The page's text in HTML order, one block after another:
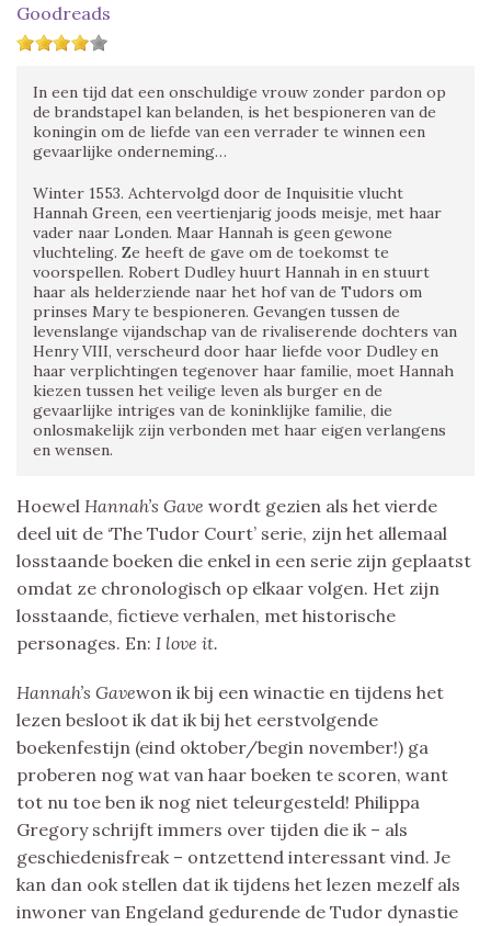
Goodreads
In een tijd dat een onschuldige vrouw zonder pardon op
de brandstapel kan belanden, is het bespioneren van de
koningin om de liefde van een verrader te winnen een
gevaarlijke onderneming…
Winter 1553. Achtervolgd door de Inquisitie vlucht
Hannah Green, een veertienjarig joods meisje, met haar
vader naar Londen. Maar Hannah is geen gewone
vluchteling. Ze heeft de gave om de toekomst te
voorspellen. Robert Dudley huurt Hannah in en stuurt
haar als helderziende naar het hof van de Tudors om
prinses Mary te bespioneren. Gevangen tussen de
levenslange vijandschap van de rivaliserende dochters van
Henry VIII, verscheurd door haar liefde voor Dudley en
haar verplichtingen tegenover haar familie, moet Hannah
kiezen tussen het veilige leven als burger en de
gevaarlijke intriges van de koninklijke familie, die
onlosmakelijk zijn verbonden met haar eigen verlangens
en wensen.
Hoewel Hannah’s Gave wordt gezien als het vierde
deel uit de ‘The Tudor Court’ serie, zijn het allemaal
losstaande boeken die enkel in een serie zijn geplaatst
omdat ze chronologisch op elkaar volgen. Het zijn
losstaande, fictieve verhalen, met historische
personages. En: I love it.
Hannah’s Gavewon ik bij een winactie en tijdens het
lezen besloot ik dat ik bij het eerstvolgende
boekenfestijn (eind oktober/begin november!) ga
proberen nog wat van haar boeken te scoren, want
tot nu toe ben ik nog niet teleurgesteld! Philippa
Gregory schrijft immers over tijden die ik – als
geschiedenisfreak – ontzettend interessant vind. Je
kan dan ook stellen dat ik tijdens het lezen mezelf als
inwoner van Engeland gedurende de Tudor dynastie